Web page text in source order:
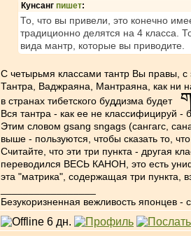
Кунсанг пишет:
То, что вы привели, это конечно
традиционно делятся на 4 класса.
вида мантр, которые вы приводите.
С четырьмя классами тантр Вы правы, с
Тантра, Ваджраяна, Мантраяна, как ни
в странах тибетского буддизма будет
Вся тантра - как ее не классифицируй -
Этим словом gsang sngags (сангагс,
выше - пользуются, чтобы сказать то,
Считайте, что эти три пункта - другая
переводился ВЕСЬ КАНОН, это есть
эта "матрика", содержащая три пункта,
Безукоризненная вежливость японцев -